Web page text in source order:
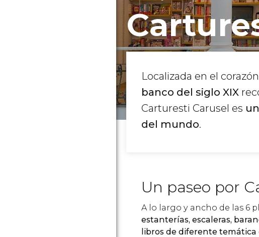
Localizada en el
banco del siglo XIX
Carturesti Carusel es
del mundo.
Un paseo por
A lo largo y ancho de las 6
estanterías, escaleras,
libros de diferente temática